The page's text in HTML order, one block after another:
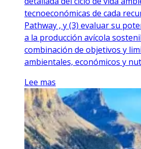
tecnoeconómicas de cada
Pathway , y (3) evaluar su
a la producción avícola
combinación de objetivos y
ambientales, económicos y
Lee mas